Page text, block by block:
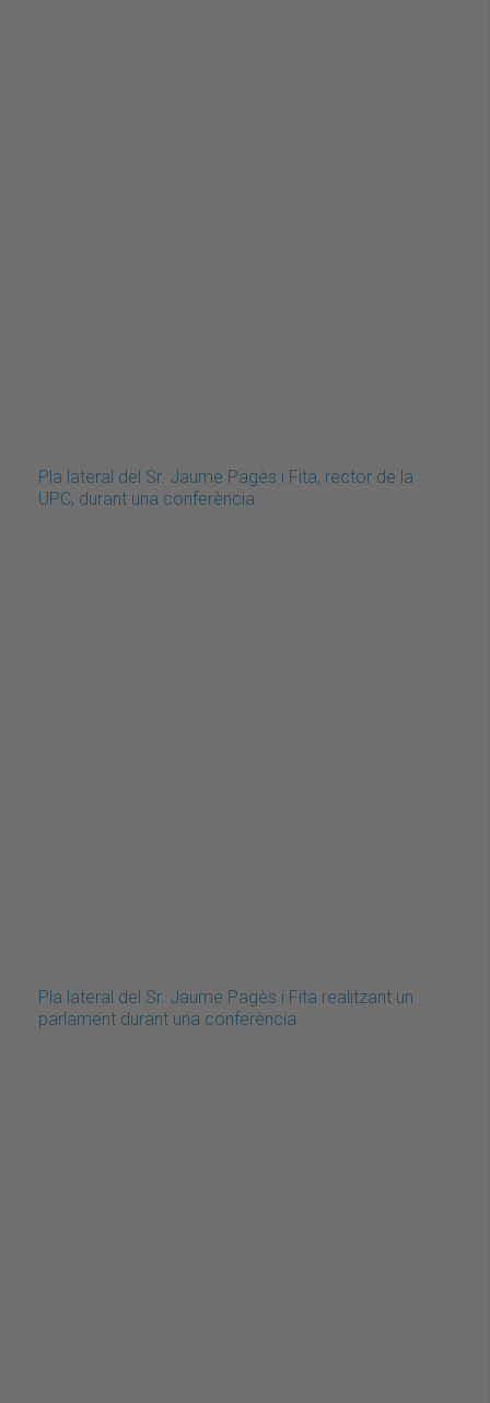
Pla lateral del Sr. Jaume Pagès i Fita, rector de la
UPC, durant una conferència
Pla lateral del Sr. Jaume Pagès i Fita realitzant un
parlament durant una conferència